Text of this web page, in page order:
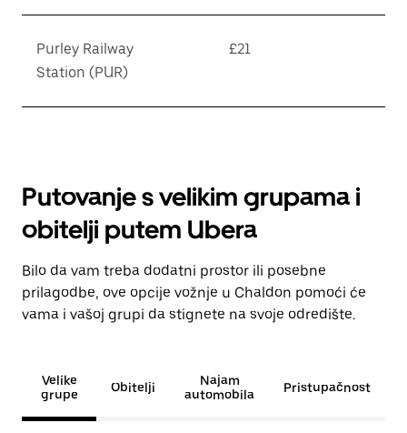
Purley Railway
Station (PUR)
£21
Putovanje s velikim grupama i
obitelji putem Ubera
Bilo da vam treba dodatni prostor ili posebne
prilagodbe, ove opcije vožnje u Chaldon pomoći će
vama i vašoj grupi da stignete na svoje odredište.
Velike
grupe
Obitelji
Najam
automobila
Pristupačnost